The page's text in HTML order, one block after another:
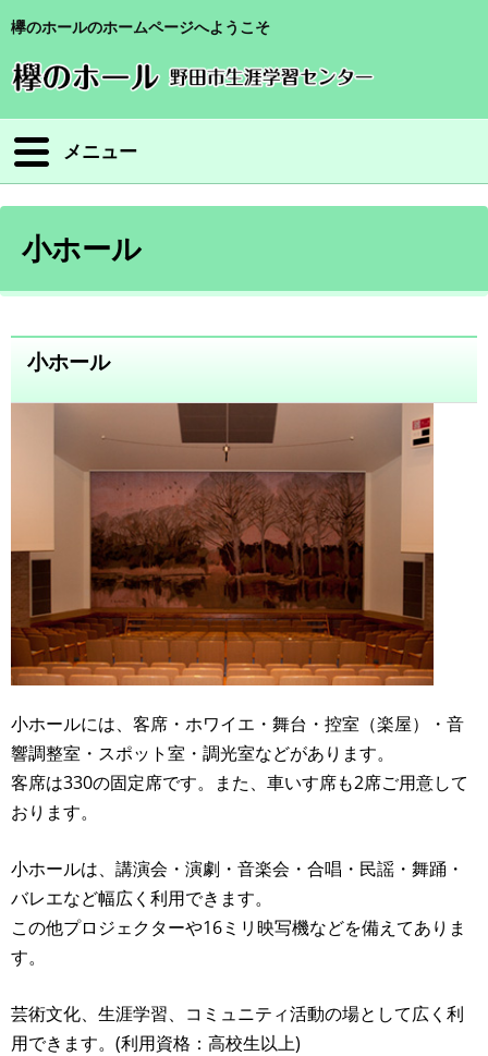
欅のホールのホームページへようこそ
メニュー
小ホール
小ホール
小ホールには、客席・ホワイエ・舞台・控室（楽屋）・音
響調整室・スポット室・調光室などがあります。
客席は330の固定席です。また、車いす席も2席ご用意して
おります。
小ホールは、講演会・演劇・音楽会・合唱・民謡・舞踊・
バレエなど幅広く利用できます。
この他プロジェクターや16ミリ映写機などを備えてありま
す。
芸術文化、生涯学習、コミュニティ活動の場として広く利
用できます。(利用資格：高校生以上)